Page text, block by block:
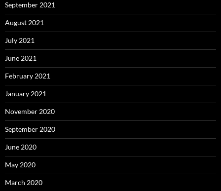
September 2021
August 2021
July 2021
June 2021
February 2021
January 2021
November 2020
September 2020
June 2020
May 2020
March 2020